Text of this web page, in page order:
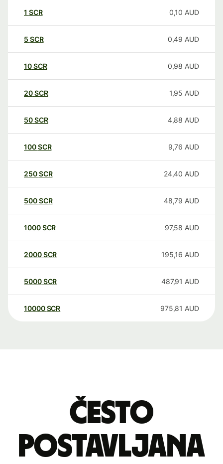
1 SCR 0,10 AUD
5 SCR 0,49 AUD
10SCR 0,98 AUD
20SCR 1,95 AUD
50SCR 4,88 AUD
100SCR 9,76 AUD
250SCR 24,40 AUD
500SCR 48,79 AUD
1000SCR 97,58 AUD
2000SCR 195,16 AUD
5000SCR 487,91 AUD
10000 SCR 975,81 AUD
Često
postavljana